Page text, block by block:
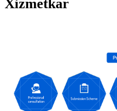
Xizmetkar